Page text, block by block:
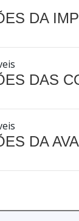
DA
DAS
DA